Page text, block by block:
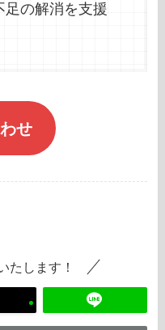
足の解消を支援
せ
たします！